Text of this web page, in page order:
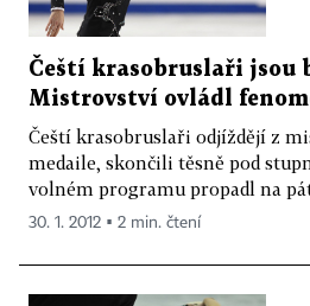
Čeští krasobruslaři jsou
Mistrovství ovládl
Čeští krasobruslaři odjíždějí z
medaile, skončili těsně pod
volném programu propadl na
30. 1. 2012 ▪ 2 min. čtení